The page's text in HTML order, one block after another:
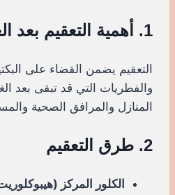
1. أهمية التعقيم بعد الغسيل
التعقيم يضمن القضاء على
والفطريات التي قد تبقى بعد
المنازل والمرافق الصحية
2. طرق التعقيم
الكلور المركز